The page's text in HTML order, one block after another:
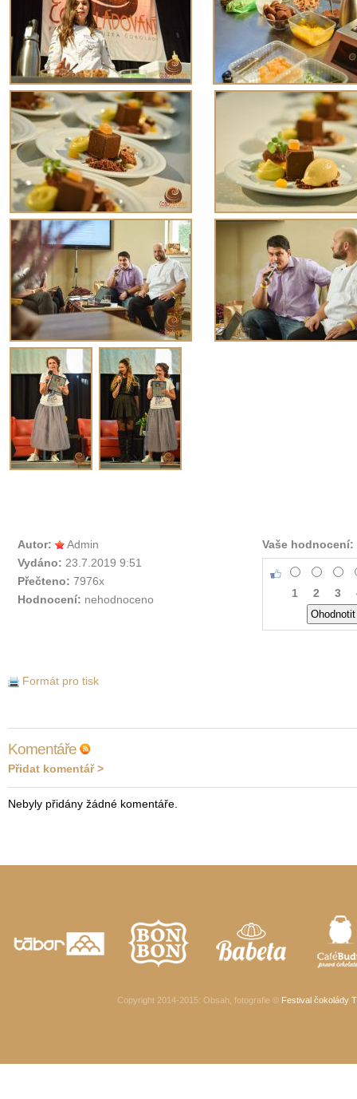
Autor:
Admin
Vydáno: 23.7.2019 9:51
Přečteno: 7976x
Hodnocení: nehodnoceno
Vaše hodnocení:
1 2 3
Formát pro tisk
Komentáře
Přidat komentář >
Nebyly přidány žádné komentáře.
Copyright 2014-2015: Obsah, fotografie © Festival čokolády